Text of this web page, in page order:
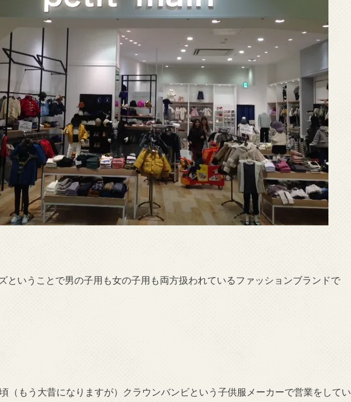
ということで男の子用も女の子用も両方扱われているファッションブランドで
（もう大昔になりますが）クラウンバンビという子供服メーカーで営業をしてい